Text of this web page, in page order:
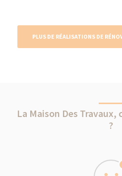
PLUS DE RÉALISATIONS DE
La Maison Des
?